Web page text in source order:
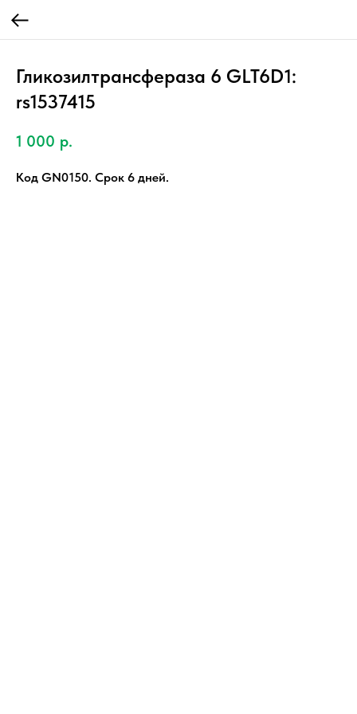
Гликозилтрансфераза 6 GLT6D1:
rs1537415
1 000 р.
Код GN0150. Срок 6 дней.